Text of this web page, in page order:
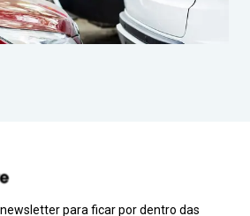
para ficar por dentro das